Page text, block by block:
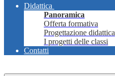
Didattica
Panoramica
Offerta formativa
Progettazione didattica
I progetti delle classi
Contatti